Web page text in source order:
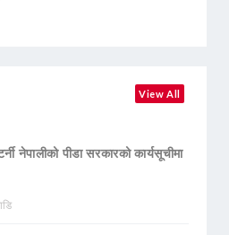
View All
नेपालीको पीडा सरकारको कार्यसूचीमा